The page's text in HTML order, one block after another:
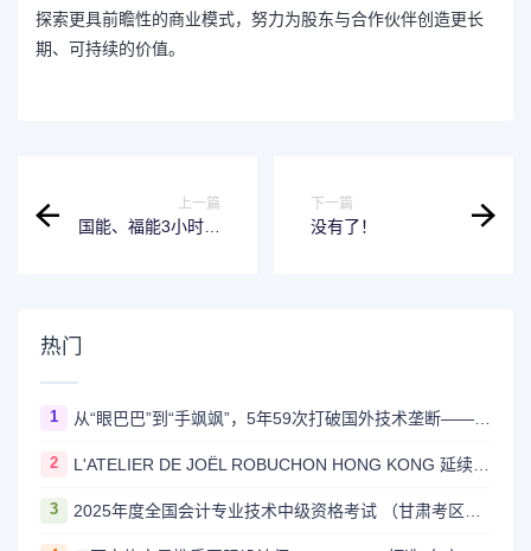
探索更具前瞻性的商业模式，努力为股东与合作伙伴创造更长
期、可持续的价值。
上一篇
国能、福能3小时内
下一篇
没有了！
热门
1 从“眼巴巴”到“手飒飒”，5年59次打破国外技术垄断——国家管网集团北京管道有限公司“红色劲旅自主维保突击队”攻坚实录
2 L'ATELIER DE JOËL ROBUCHON HONG KONG 延续十八载辉煌传奇 今夏载誉回归置地廣塲
3